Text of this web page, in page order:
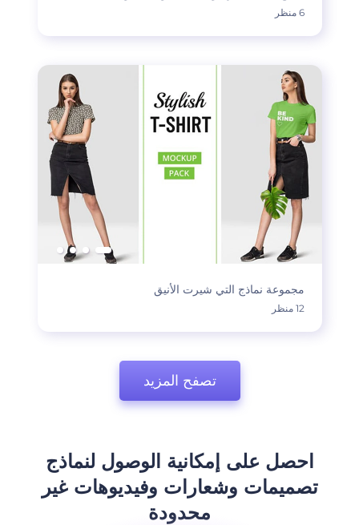
6 منظر
مجموعة نماذج التي شيرت الأنيق
12 منظر
تصفح المزيد
احصل على إمكانية الوصول لنماذج
تصميمات وشعارات وفيديوهات غير
محدودة